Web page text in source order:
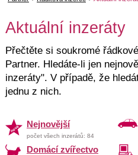
Aktuální inzeráty
Přečtěte si soukromé
Partner. Hledáte-li jen
inzeráty". V případě, že
jednu z nich.
Nejnovější
počet všech inzerátů: 84
Domácí zvířectvo